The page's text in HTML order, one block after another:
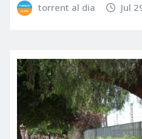
torrent al dia Jul